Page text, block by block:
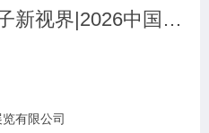
皖智“芯”光，智联电子新视界|2026中国安徽合肥电子技术设备材料博览会|5月合肥共襄盛举
有限公司